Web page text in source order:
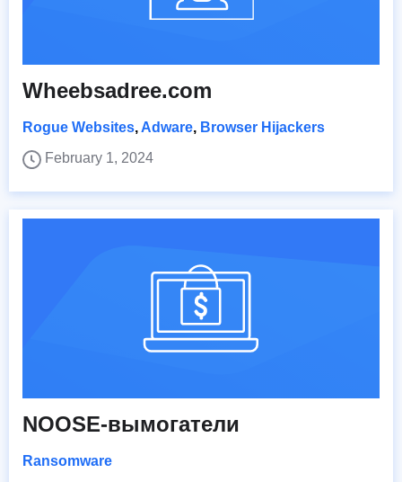
Wheebsadree.com
Rogue Websites, Adware, Browser Hijackers
February 1, 2024
NOOSE-вымогатели
Ransomware